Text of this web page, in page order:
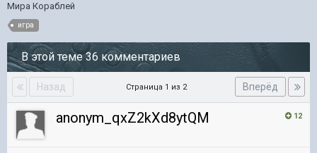
Мира Кораблей
игра
В этой теме 36 комментариев
Назад Вперёд
Страница 1 из 2
12
anonym_qxZ2kXd8ytQM